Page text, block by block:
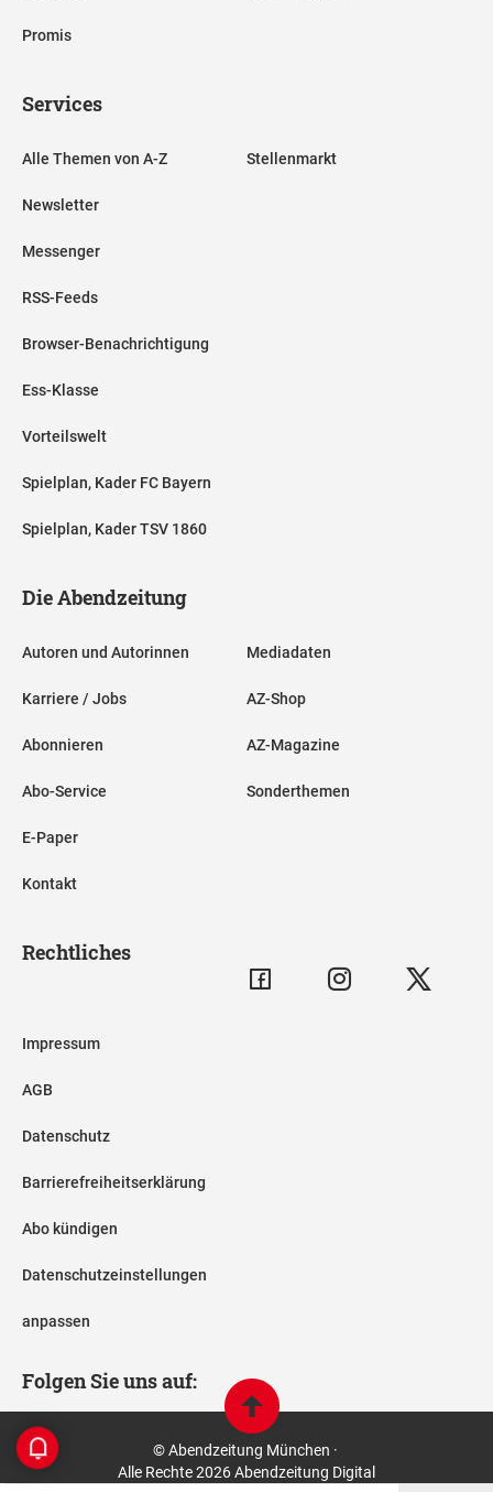
Promis
Services
Alle Themen von A-Z
Newsletter
Messenger
RSS-Feeds
Browser-Benachrichtigung
Ess-Klasse
Vorteilswelt
Spielplan, Kader FC Bayern
Spielplan, Kader TSV 1860
Stellenmarkt
Die Abendzeitung
Autoren und Autorinnen
Karriere / Jobs
Abonnieren
Abo-Service
E-Paper
Kontakt
Mediadaten
AZ-Shop
AZ-Magazine
Sonderthemen
Rechtliches
Impressum
AGB
Datenschutz
Barrierefreiheitserklärung
Abo kündigen
Datenschutzeinstellungen
anpassen
Folgen Sie uns auf:
© Abendzeitung München ·
Alle Rechte 2026 Abendzeitung Digital